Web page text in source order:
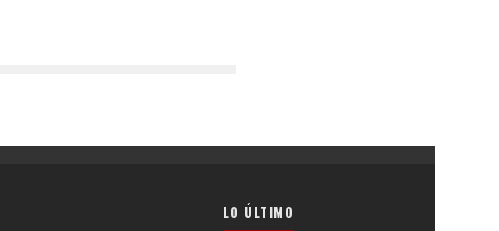
LO ÚLTIMO